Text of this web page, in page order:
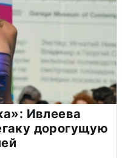
Ивлеева
дорогущую